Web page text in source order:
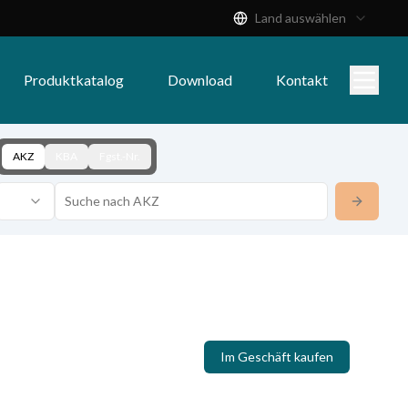
Land auswählen
Produktkatalog Download Kontakt
AKZ
Im Geschäft kaufen